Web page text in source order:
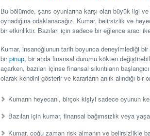
Bu bölümde, şans oyunlarına karşı olan büyük ilgi
oynadığına odaklanacağız. Kumar, belirsizlik ve
bir etkinliktir. Bazıları için sadece bir eğlence aracı
Kumar, insanoğlunun tarih boyunca deneyimlediği
birpinup, bir anda finansal durumu kökten
açarken, bazıları içinse finansal sıkıntıların
olarak kendini gösterir ve kararların anlık alındığı
Kumarın heyecanı, birçok kişiyi sadece oyunun
Bazıları için kumar, finansal bağımsızlık veya
Kumar, çoğu zaman risk almanın ve belirsizlikle